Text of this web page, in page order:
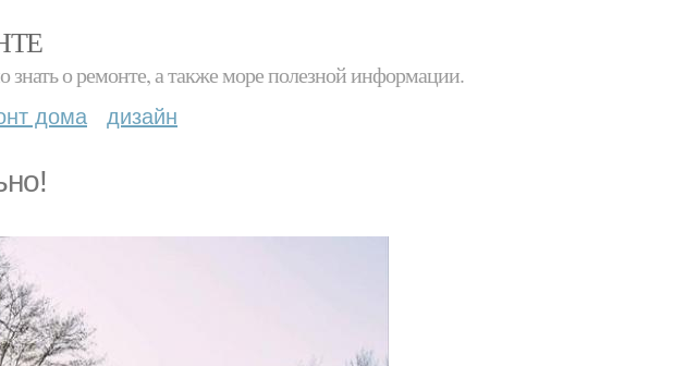
знать о ремонте, а также море полезной информации.
дома дизайн